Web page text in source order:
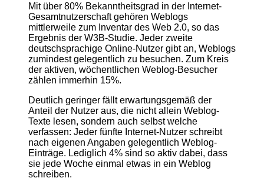
Mit über 80% Bekanntheitsgrad in der Internet-
Gesamtnutzerschaft gehören Weblogs
mittlerweile zum Inventar des Web 2.0, so das
Ergebnis der W3B-Studie. Jeder zweite
deutschsprachige Online-Nutzer gibt an, Weblogs
zumindest gelegentlich zu besuchen. Zum Kreis
der aktiven, wöchentlichen Weblog-Besucher
zählen immerhin 15%.
Deutlich geringer fällt erwartungsgemäß der
Anteil der Nutzer aus, die nicht allein Weblog-
Texte lesen, sondern auch selbst welche
verfassen: Jeder fünfte Internet-Nutzer schreibt
nach eigenen Angaben gelegentlich Weblog-
Einträge. Lediglich 4% sind so aktiv dabei, dass
sie jede Woche einmal etwas in ein Weblog
schreiben.